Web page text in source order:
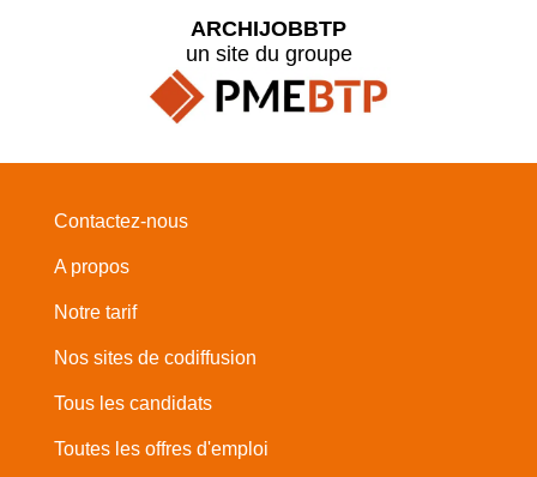
ARCHIJOBBTP
un site du groupe
Contactez-nous
A propos
Notre tarif
Nos sites de codiffusion
Tous les candidats
Toutes les offres d'emploi